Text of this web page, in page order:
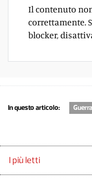
Il contenuto
correttamente.
blocker,
In questo articolo:
I più letti